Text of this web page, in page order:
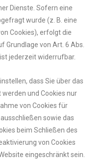
Dienste. Sofern eine
wurde (z. B. eine
Cookies), erfolgt die
Grundlage von Art. 6 Abs.
ist jederzeit widerrufbar.
dass Sie über das
und Cookies nur
von Cookies für
sowie das
beim Schließen des
von Cookies
eingeschränkt sein.